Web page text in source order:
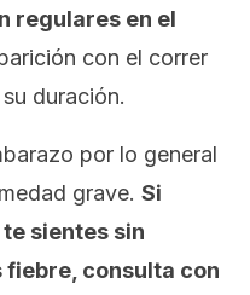
regulares en el
con el correr
duración.
por lo general
grave. Si
sientes sin
consulta con